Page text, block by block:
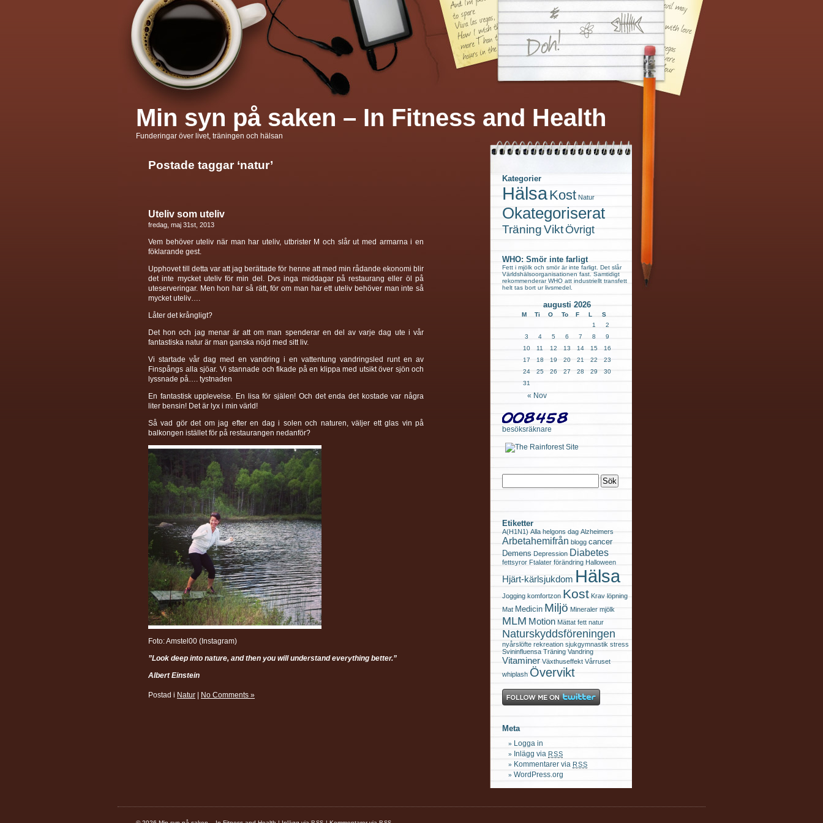
Min syn på saken – In Fitness and Health
Funderingar över livet, träningen och hälsan
Postade taggar ‘natur’
Uteliv som uteliv
fredag, maj 31st, 2013
Vem behöver uteliv när man har uteliv, utbrister M och slår ut med armarna i en
föklarande gest.
Upphovet till detta var att jag berättade för henne att med min rådande ekonomi blir
det inte mycket uteliv för min del. Dvs inga middagar på restaurang eller öl på
uteserveringar. Men hon har så rätt, för om man har ett uteliv behöver man inte så
mycket uteliv….
Låter det krångligt?
Det hon och jag menar är att om man spenderar en del av varje dag ute i vår
fantastiska natur är man ganska nöjd med sitt liv.
Vi startade vår dag med en vandring i en vattentung vandringsled runt en av
Finspångs alla sjöar. Vi stannade och fikade på en klippa med utsikt över sjön och
lyssnade på…. tystnaden
En fantastisk upplevelse. En lisa för själen! Och det enda det kostade var några
liter bensin! Det är lyx i min värld!
Så vad gör det om jag efter en dag i solen och naturen, väljer ett glas vin på
balkongen istället för på restaurangen nedanför?
Foto: Amstel00 (Instagram)
”Look deep into nature, and then you will understand everything better.”
Albert Einstein
Postad i Natur No Comments »
Kategorier
HälsaKost Natur
Okategoriserat
TräningViktÖvrigt
WHO: Smör inte farligt
Fett i mjölk och smör är inte farligt. Det slår
Världshälsoorganisationen fast. Samtidigt
rekommenderar WHO att industriellt transfett
helt tas bort ur livsmedel.
augusti 2026
M Ti O To F L S
« Nov
1
2
3
4 5 6 7 8
9
10
11 12 13 14 15
16
17
18 19 20 21 22
23
24
25 26 27 28 29
30
31
besöksräknare
Etiketter
A(H1N1) Alla helgons dag Alzheimers
Arbetahemifrån blogg cancer
Demens Depression Diabetes
fettsyror Ftalater förändring Halloween
Hjärt-kärlsjukdom Hälsa
Jogging komfortzon Kost Krav löpning
Mat Medicin Miljö Mineraler mjölk
MLM Motion Mättat fett natur
Naturskyddsföreningen
nyårslöfte rekreation sjukgymnastik stress
Svininfluensa Träning Vandring
Vitaminer Växthuseffekt Vårruset
whiplash Övervikt
Meta
Logga in
Inlägg via RSS
Kommentarer via RSS
WordPress.org